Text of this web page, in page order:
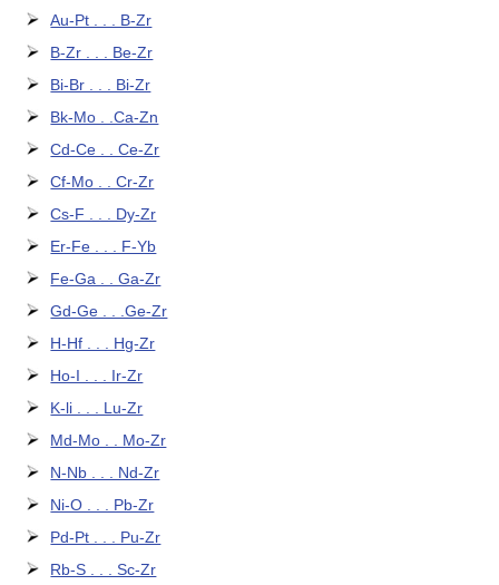
Au-Pt . . . B-Zr
B-Zr . . . Be-Zr
Bi-Br . . . Bi-Zr
Bk-Mo . .Ca-Zn
Cd-Ce . . Ce-Zr
Cf-Mo . . Cr-Zr
Cs-F . . . Dy-Zr
Er-Fe . . . F-Yb
Fe-Ga . . Ga-Zr
Gd-Ge . . .Ge-Zr
H-Hf . . . Hg-Zr
Ho-I . . . Ir-Zr
K-li . . . Lu-Zr
Md-Mo . . Mo-Zr
N-Nb . . . Nd-Zr
Ni-O . . . Pb-Zr
Pd-Pt . . . Pu-Zr
Rb-S . . . Sc-Zr